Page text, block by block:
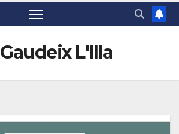
Gaudeix L'Illa